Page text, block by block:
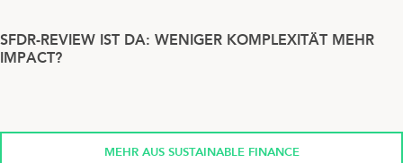
SFDR-REVIEW IST DA: WENIGER KOMPLEXITÄT MEHR
IMPACT?
MEHR AUS SUSTAINABLE FINANCE